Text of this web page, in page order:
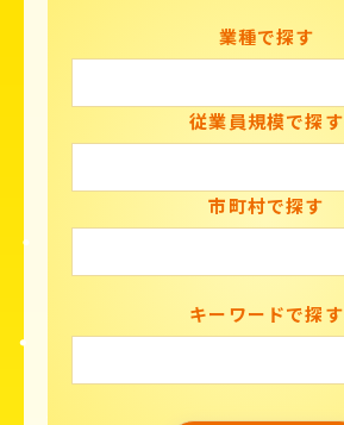
業種で探す
従業員規模で探す
市町村で探す
キーワードで探す